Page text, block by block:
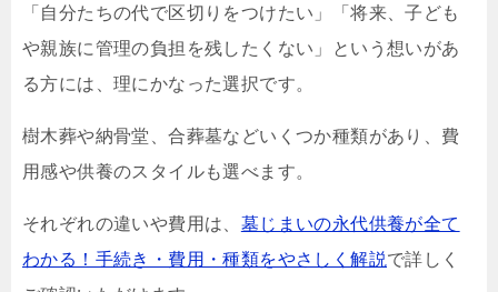
「自分たちの代で区切りをつけたい」「将来、子ども
や親族に管理の負担を残したくない」という想いがあ
る方には、理にかなった選択です。
樹木葬や納骨堂、合葬墓などいくつか種類があり、費
用感や供養のスタイルも選べます。
それぞれの違いや費用は、 墓じまいの永代供養が全て
わかる！手続き・費用・種類をやさしく解説で詳しく